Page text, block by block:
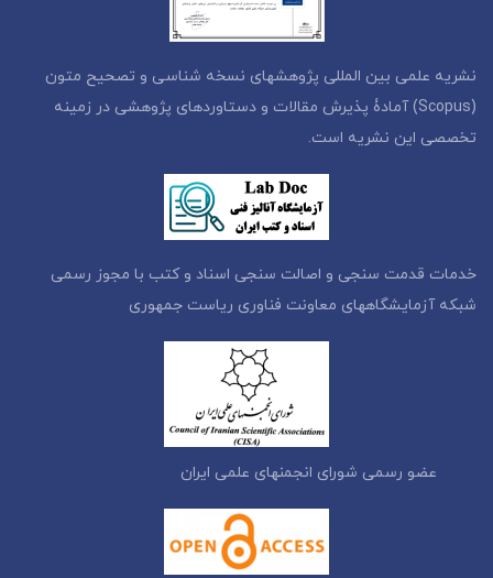
نشریه علمی بین المللی پژوهشهای نسخه شناسی و تصحیح متون
(Scopus) آمادۀ پذیرش مقالات و دستاوردهای پژوهشی در زمینه
تخصصی این نشریه است.
خدمات قدمت سنجی و اصالت سنجی اسناد و کتب با مجوز رسمی
شبکه آزمایشگاههای معاونت فناوری ریاست جمهوری
عضو رسمی شورای انجمنهای علمی ایران